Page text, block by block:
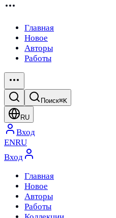
Главная
Новое
Авторы
Работы
Поиск⌘K
RU
Вход
ENRU
Вход
Главная
Новое
Авторы
Работы